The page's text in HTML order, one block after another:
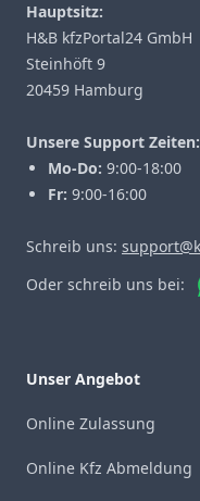
Hauptsitz:
H&B kfzPortal24 GmbH
Steinhöft 9
20459 Hamburg
Unsere Support Zeiten:
Mo-Do: 9:00-18:00
Fr: 9:00-16:00
Schreib uns:
Oder schreib uns bei:
Unser Angebot
Online Zulassung
Online Kfz Abmeldung